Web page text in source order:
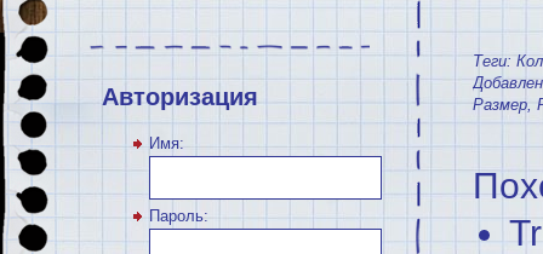
Авторизация
Имя:
Пароль:
Теги:
Размер,